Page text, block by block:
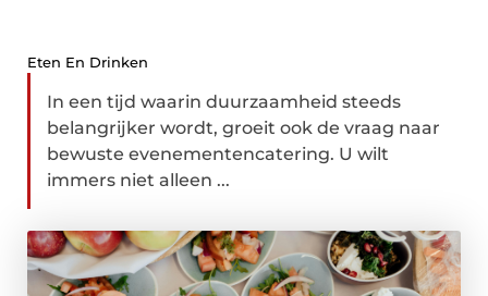
Eten En Drinken
In een tijd waarin duurzaamheid steeds
belangrijker wordt, groeit ook de vraag naar
bewuste evenementencatering. U wilt
immers niet alleen ...